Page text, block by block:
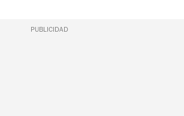
PUBLICIDAD